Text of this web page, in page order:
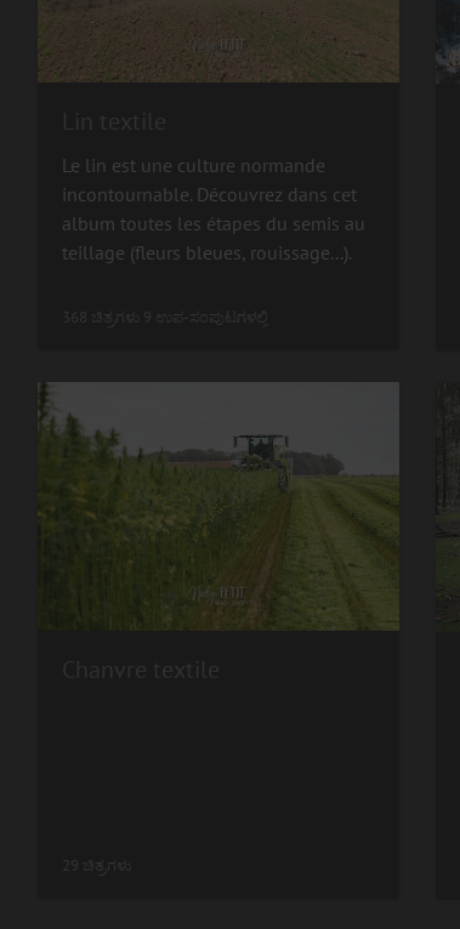
Le lin est une culture normande
incontournable. Découvrez dans cet
album toutes les étapes du semis au
teillage (fleurs bleues, rouissage...).
368 ಚಿತ್ರಗಳು 9 ಉಪ-ಸಂಪುಟಗಳಲ್ಲಿ
29 ಚಿತ್ರಗಳು